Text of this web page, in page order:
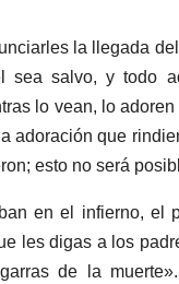
la llegada
sea salvo, y todo
lo vean, lo
adoración que
esto no será
en el infierno, el
les digas a los
de la